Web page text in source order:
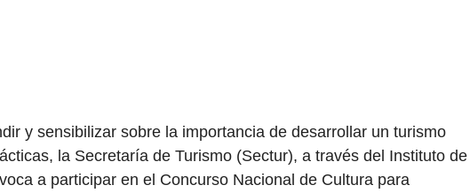
y sensibilizar sobre la importancia de desarrollar un turismo
la Secretaría de Turismo (Sectur), a través del Instituto de
a participar en el Concurso Nacional de Cultura para